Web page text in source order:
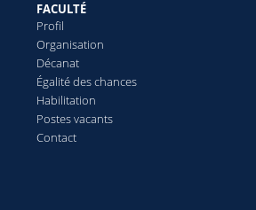
FACULTÉ
Profil
Organisation
Décanat
Égalité des chances
Habilitation
Postes vacants
Contact